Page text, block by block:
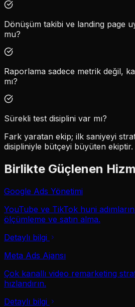
Dönüşüm takibi ve landing page
mu?
Raporlama sadece metrik değil,
mı?
Sürekli test disiplini var mı?
Fark yaratan ekip; ilk saniyeyi
disipliniyle bütçeyi büyüten ekiptir.
Birlikte Güçlenen
Google Ads Yönetimi
YouTube ve TikTok huni
ölçümleme ve satın alma.
Detaylı bilgi
Meta Ads Ajansı
Çok kanallı video remarketing
hızlandırın.
Detaylı bilgi